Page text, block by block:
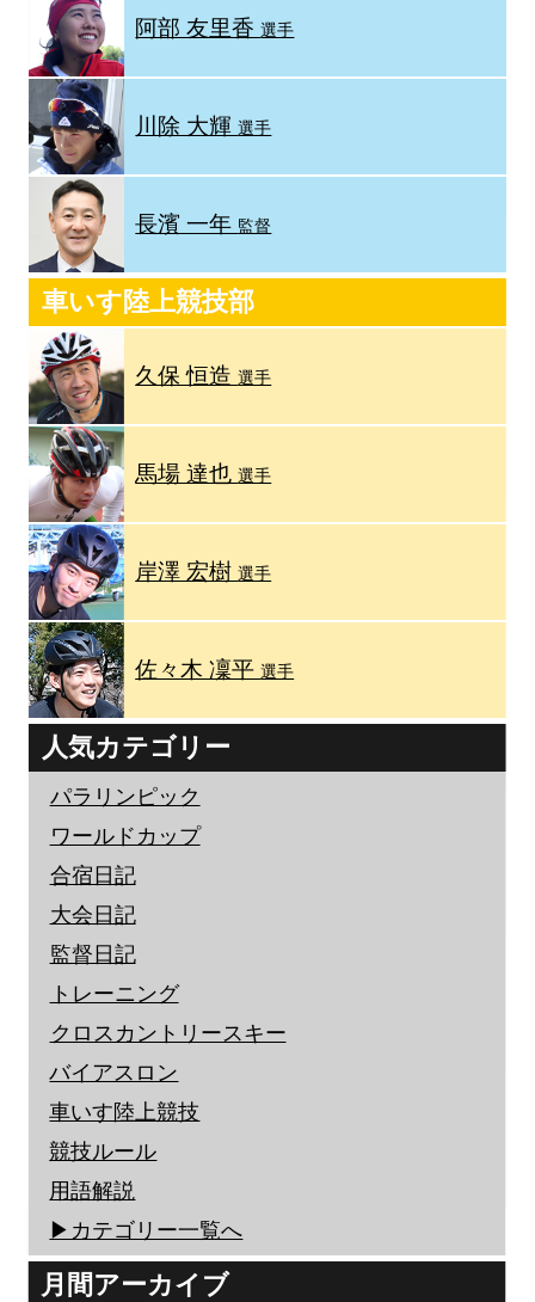
阿部 友里香選手
川除 大輝選手
長濱 一年 監督
車いす陸上競技部
久保 恒造選手
馬場 達也選手
岸澤 宏樹選手
佐々木 凜平選手
人気カテゴリー
パラリンピック
ワールドカップ
合宿日記
大会日記
監督日記
トレーニング
クロスカントリースキー
バイアスロン
車いす陸上競技
競技ルール
用語解説
▶︎カテゴリー一覧へ
月間アーカイブ